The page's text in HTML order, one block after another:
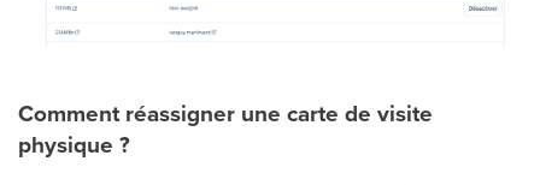
Comment réassigner une carte de visite
physique ?